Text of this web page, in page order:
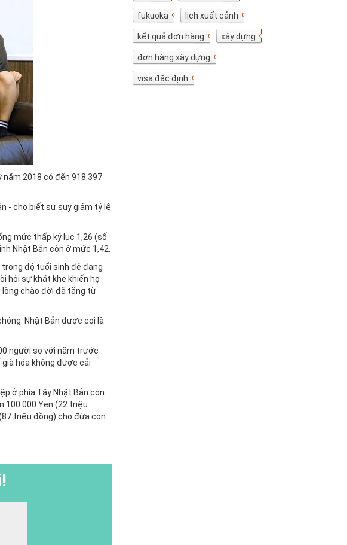
2018 có đến 918.397
- cho biết sự suy giảm tỷ lệ
mức thấp kỷ lục 1,26 (số
Nhật Bản còn ở mức 1,42.
trong độ tuổi sinh đẻ đang
hỏi sự khắt khe khiến họ
lòng chào đời đã tăng từ
Nhật Bản được coi là
người so với năm trước
hóa không được cải
ở phía Tây Nhật Bản còn
100.000 Yen (22 triệu
triệu đồng) cho đứa con
fukuoka
7 lịch xuất cảnh
7
kết quả đơn hàng
5 xây dựng
4
đơn hàng xây dựng
4
visa đặc định
3